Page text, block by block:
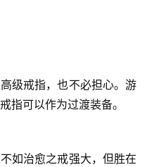
级戒指，也不必担心。游
指可以作为过渡装备。
如治愈之戒强大，但胜在